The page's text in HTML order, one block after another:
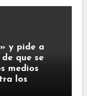
y pide a
que se
medios
los